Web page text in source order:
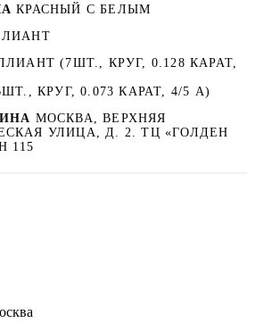
КРАСНЫЙ C БЕЛЫМ
(7ШТ., КРУГ, 0.128 КАРАТ,
КРУГ, 0.073 КАРАТ, 4/5 А)
МОСКВА, ВЕРХНЯЯ
УЛИЦА, Д. 2. ТЦ «ГОЛДЕН
115